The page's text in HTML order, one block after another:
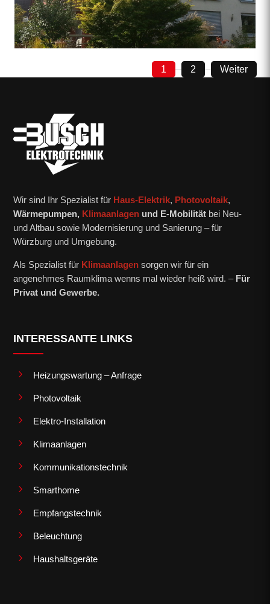
1 2 Weiter
Wir sind Ihr Spezialist für Haus-Elektrik, Photovoltaik,
Wärmepumpen, Klimaanlagen und E-Mobilität bei Neu-
und Altbau sowie Modernisierung und Sanierung – für
Würzburg und Umgebung.
Als Spezialist für Klimaanlagen sorgen wir für ein
angenehmes Raumklima wenns mal wieder heiß wird. – Für
Privat und Gewerbe.
INTERESSANTE LINKS
5 Heizungswartung – Anfrage
5 Photovoltaik
5 Elektro-Installation
5 Klimaanlagen
5 Kommunikationstechnik
5 Smarthome
5 Empfangstechnik
5 Beleuchtung
5 Haushaltsgeräte